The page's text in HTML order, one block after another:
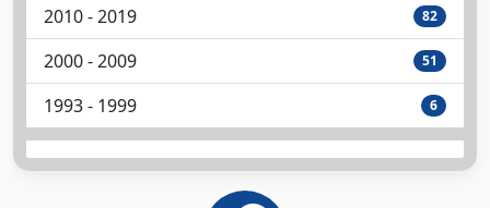
2010 - 2019 82
2000 - 2009 51
1993 - 1999 6